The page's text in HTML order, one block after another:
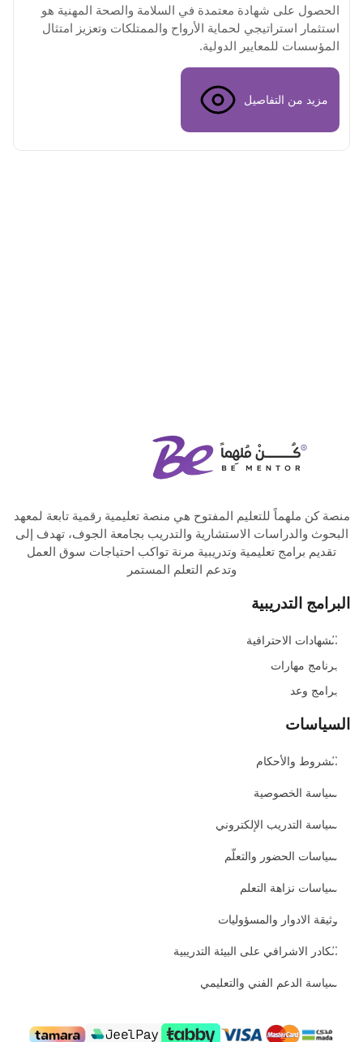
الحصول على شهادة معتمدة في السلامة والصحة المهنية هو
استثمار استراتيجي لحماية الأرواح والممتلكات وتعزيز امتثال
المؤسسات للمعايير الدولية.
مزيد من التفاصيل
منصة كن ملهماً للتعليم المفتوح هي منصة تعليمية رقمية تابعة لمعهد
البحوث والدراسات الاستشارية والتدريب بجامعة الجوف، تهدف إلى
تقديم برامج تعليمية وتدريبية مرنة تواكب احتياجات سوق العمل
وتدعم التعلم المستمر
البرامج التدريبية
الشهادات الاحترافية
برنامج مهارات
برامج وعد
السياسات
الشروط والأحكام
سياسة الخصوصية
سياسة التدريب الإلكتروني
سياسات الحضور والتعلّم
سياسات نزاهة التعلم
وثيقة الادوار والمسؤوليات
الكادر الاشرافي على البيئة التدريبية
سياسة الدعم الفني والتعليمي